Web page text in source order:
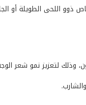
ذوو اللحى الطويلة أو
وذلك لتعزيز نمو شعر